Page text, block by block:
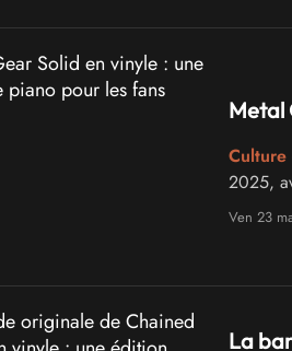
Metal
Culture
2025,
Ven 23
La